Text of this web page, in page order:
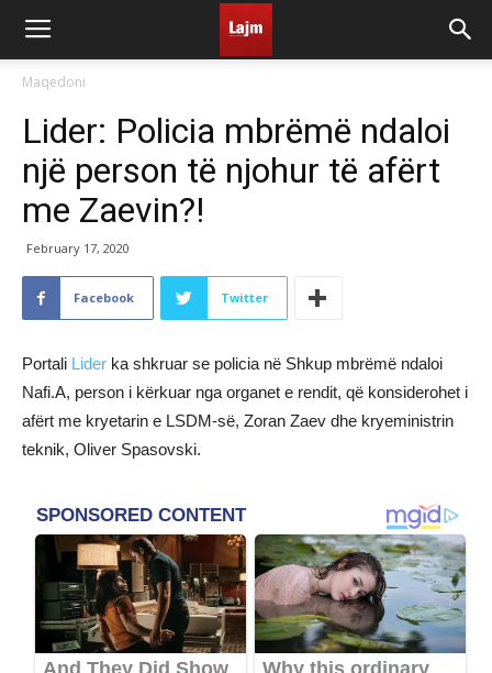
Maqedoni
Lider: Policia mbrëmë ndaloi
një person të njohur të afërt
me Zaevin?!
February 17, 2020
Facebook Twitter
Portali Lider ka shkruar se policia në Shkup mbrëmë ndaloi
Nafi.A, person i kërkuar nga organet e rendit, që konsiderohet i
afërt me kryetarin e LSDM-së, Zoran Zaev dhe kryeministrin
teknik, Oliver Spasovski.